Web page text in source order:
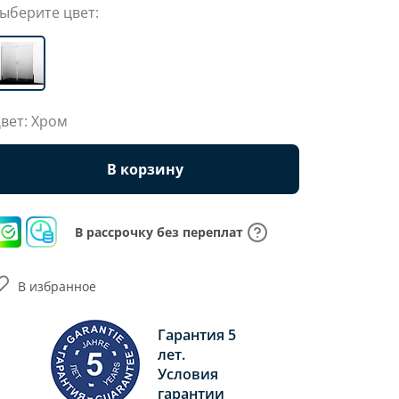
цвет:
Хром
В корзину
В рассрочку без переплат
Гарантия 5
лет.
Условия
гарантии
В избранное